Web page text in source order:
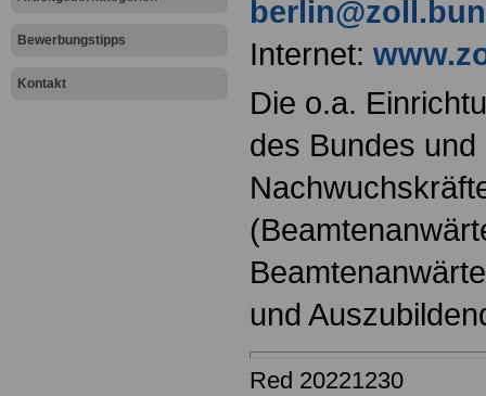
Bewerbungstipps
Kontakt
Internet:
Die o.a.
des Bundes und
und
Red 20221230